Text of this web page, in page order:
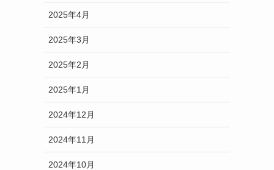
2025年4月
2025年3月
2025年2月
2025年1月
2024年12月
2024年11月
2024年10月